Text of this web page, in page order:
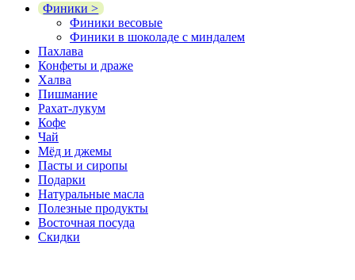
Финики >
Финики весовые
Финики в шоколаде с миндалем
Пахлава
Конфеты и драже
Халва
Пишмание
Рахат-лукум
Кофе
Чай
Мёд и джемы
Пасты и сиропы
Подарки
Натуральные масла
Полезные продукты
Восточная посуда
Скидки